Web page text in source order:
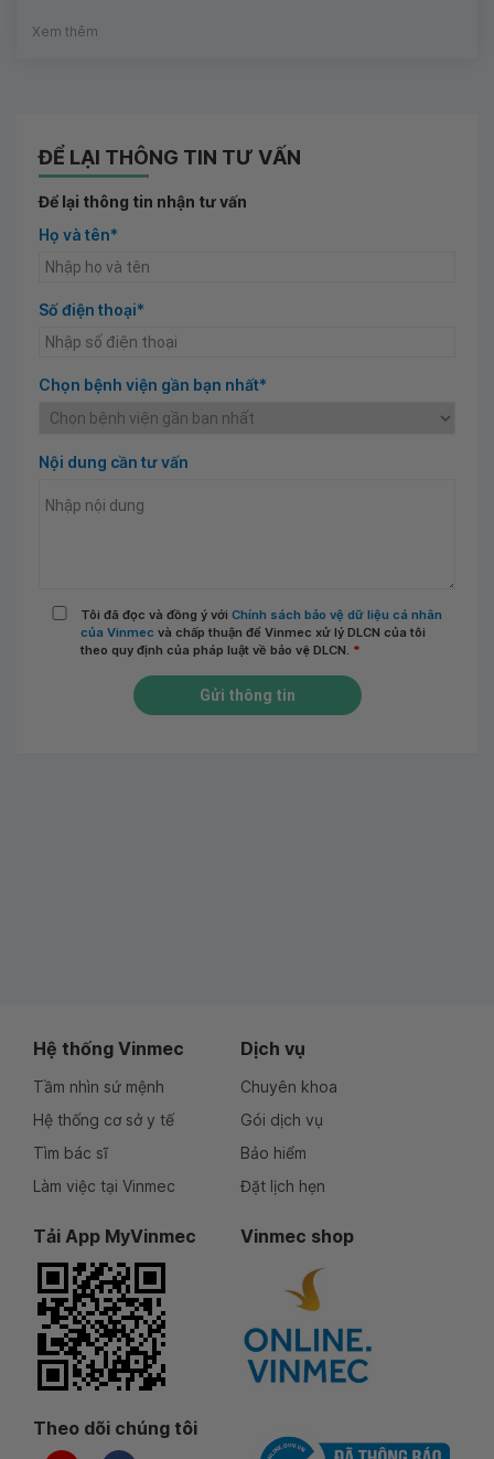
Xem thêm
ĐỂ LẠI THÔNG TIN TƯ VẤN
Để lại thông tin nhận tư vấn
Họ và tên*
Số điện thoại*
Chọn bệnh viện gần bạn nhất*
Nội dung cần tư vấn
Tôi đã đọc và đồng ý với Chính sách bảo vệ dữ liệu cá nhân
của Vinmec và chấp thuận để Vinmec xử lý DLCN của tôi
theo quy định của pháp luật về bảo vệ DLCN. *
Gửi thông tin
Hệ thống Vinmec
Tầm nhìn sứ mệnh
Hệ thống cơ sở y tế
Tìm bác sĩ
Làm việc tại Vinmec
Dịch vụ
Chuyên khoa
Gói dịch vụ
Bảo hiểm
Đặt lịch hẹn
Tải App MyVinmec Vinmec shop
Theo dõi chúng tôi